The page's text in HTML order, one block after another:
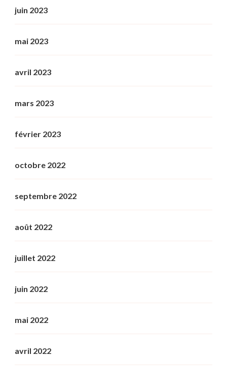
juin 2023
mai 2023
avril 2023
mars 2023
février 2023
octobre 2022
septembre 2022
août 2022
juillet 2022
juin 2022
mai 2022
avril 2022